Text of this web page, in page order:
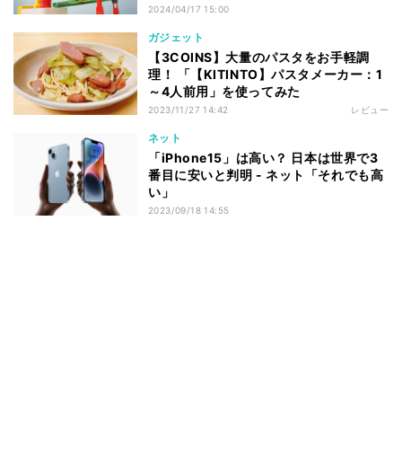
2024/04/17 15:00
ガジェット
【3COINS】大量のパスタをお手軽調
理！ 「【KITINTO】パスタメーカー：1
～4人前用」を使ってみた
2023/11/27 14:42 レビュー
ネット
「iPhone15」は高い？ 日本は世界で3
番目に安いと判明 - ネット「それでも高
い」
2023/09/18 14:55